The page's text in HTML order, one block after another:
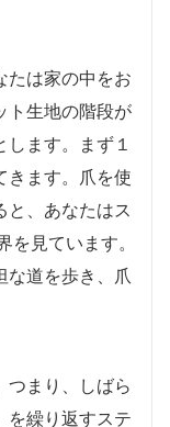
たは家の中をお
ト生地の階段が
ます。まず１
きます。爪を使
と、あなたはス
見ています。
な道を歩き、爪
つまり、しばら
を繰り返すステ